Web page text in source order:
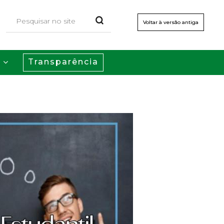
Voltar à versão antiga
Transparência